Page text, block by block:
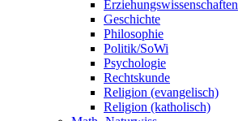
Erziehungswissenschaften
Geschichte
Philosophie
Politik/SoWi
Psychologie
Rechtskunde
Religion (evangelisch)
Religion (katholisch)